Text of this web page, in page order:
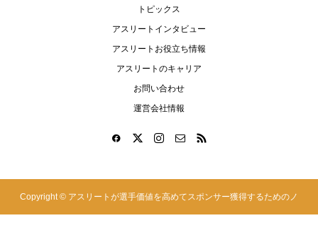
トピックス
アスリートインタビュー
アスリートお役立ち情報
アスリートのキャリア
お問い合わせ
運営会社情報
Copyright © アスリートが選手価値を高めてスポンサー獲得するためのノ